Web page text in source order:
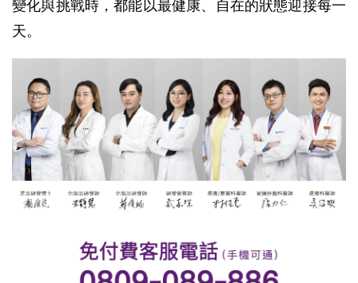
變化與挑戰時，都能以最健康、自在的狀態迎接每一
天。